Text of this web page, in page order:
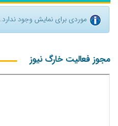
موردی برای نمایش وجود ندارد.
مجوز فعالیت خارگ نیوز